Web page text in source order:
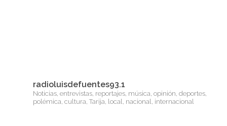
radioluisdefuentes93.1
Noticias, entrevistas, reportajes, música, opinión, deportes,
polémica, cultura, Tarija, local, nacional, internacional